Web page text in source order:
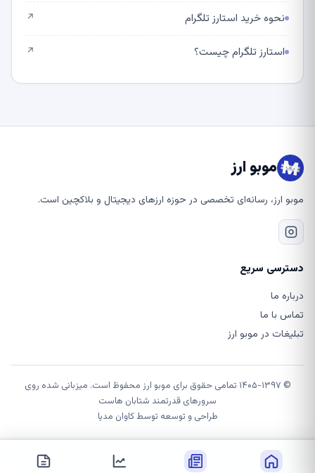
نحوه خرید استارز تلگرام ↗
استارز تلگرام چیست؟ ↗
موبو ارز
موبو ارز، رسانه‌ای تخصصی در حوزه ارزهای دیجیتال و بلاکچین است.
دسترسی سریع
درباره ما
تماس با ما
تبلیغات در موبو ارز
© ۱۴۰۵-۱۳۹۷ تمامی حقوق برای موبو ارز محفوظ است. میزبانی شده روی
سرورهای قدرتمند شتابان هاست
طراحی و توسعه توسطکاوان مدیا